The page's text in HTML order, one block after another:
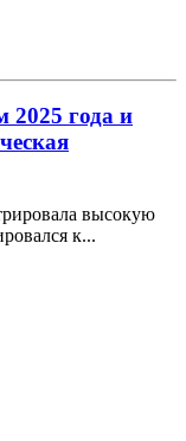
2025 года и
высокую
к...